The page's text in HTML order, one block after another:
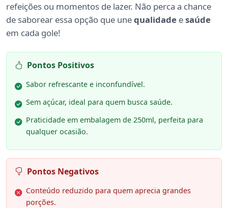
refeições ou momentos de lazer. Não perca a chance
de saborear essa opção que unequalidade esaúde
em cada gole!
Pontos Positivos
Sabor refrescante e inconfundível.
Sem açúcar, ideal para quem busca saúde.
Praticidade em embalagem de 250ml, perfeita para
qualquer ocasião.
Pontos Negativos
Conteúdo reduzido para quem aprecia grandes
porções.